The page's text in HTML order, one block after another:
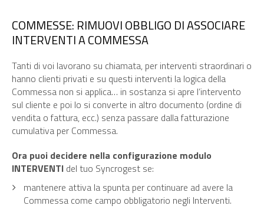
COMMESSE: RIMUOVI OBBLIGO DI ASSOCIARE
INTERVENTI A COMMESSA
Tanti di voi lavorano su chiamata, per interventi straordinari o
hanno clienti privati e su questi interventi la logica della
Commessa non si applica… in sostanza si apre l’intervento
sul cliente e poi lo si converte in altro documento (ordine di
vendita o fattura, ecc.) senza passare dalla fatturazione
cumulativa per Commessa.
Ora puoi decidere nella configurazione modulo
INTERVENTI del tuo Syncrogest se:
mantenere attiva la spunta per continuare ad avere la
Commessa come campo obbligatorio negli Interventi.